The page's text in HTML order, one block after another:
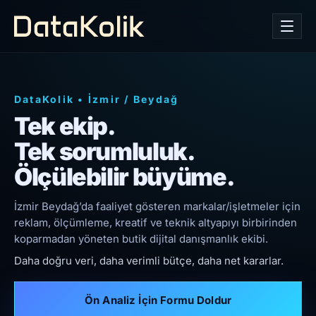
DataKolik • İzmir / Beydağ
Tek ekip.
Tek sorumluluk.
Ölçülebilir büyüme.
İzmir Beydağ’da faaliyet gösteren markalar/işletmeler için
reklam, ölçümleme, kreatif ve teknik altyapıyı birbirinden
koparmadan yöneten butik dijital danışmanlık ekibi.
Daha doğru veri, daha verimli bütçe, daha net kararlar.
Ön Analiz İçin Formu Doldur